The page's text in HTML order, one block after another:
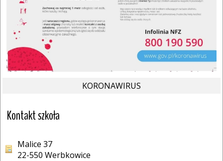
KORONAWIRUS
Kontakt szkoła
Malice 37
22-550 Werbkowice